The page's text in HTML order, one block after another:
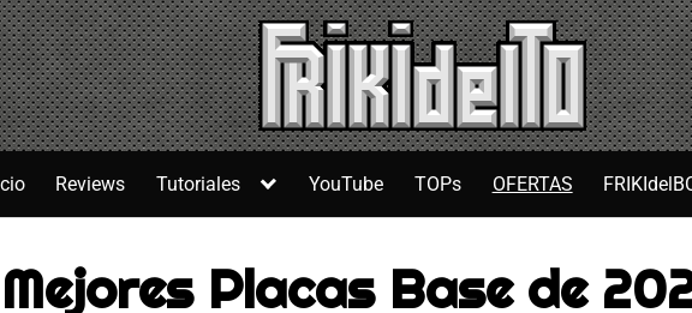
Reviews Tutoriales YouTube TOPs OFERTAS
Placas Base de